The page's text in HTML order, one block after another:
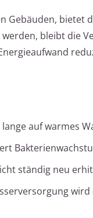
Gebäuden, bietet
bleibt die
auf warmes
ständig neu